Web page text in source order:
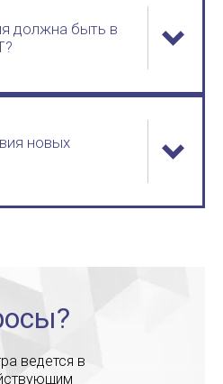
должна быть в
новых
ведется в